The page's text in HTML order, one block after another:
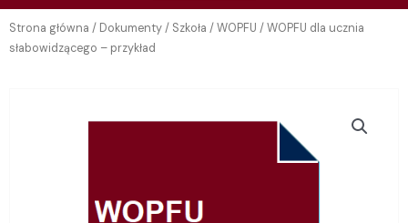
Strona główna / Dokumenty/ Szkoła /WOPFU / WOPFU dla ucznia
słabowidzącego – przykład